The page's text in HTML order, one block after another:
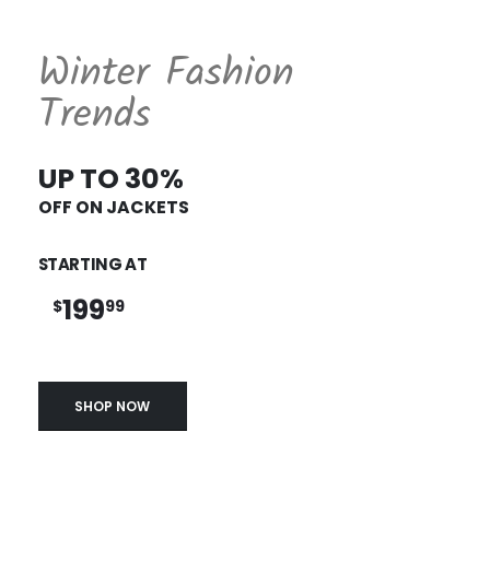
Winter Fashion
Trends
UP TO 30%
OFF ON JACKETS
STARTING AT
$19999
SHOP NOW